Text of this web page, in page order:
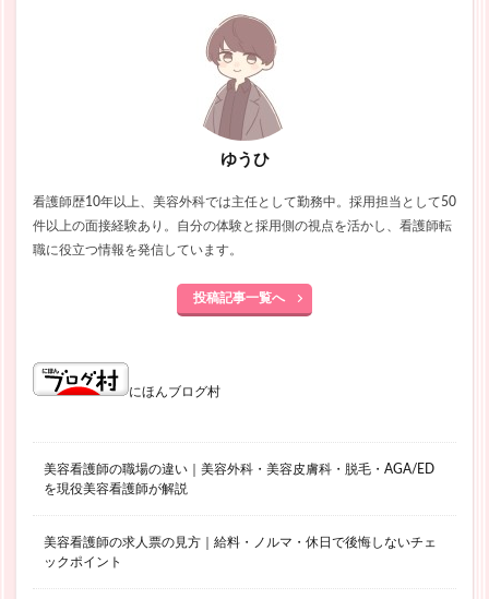
ゆうひ
看護師歴10年以上、美容外科では主任として勤務中。採用担当として50
件以上の面接経験あり。自分の体験と採用側の視点を活かし、看護師転
職に役立つ情報を発信しています。
投稿記事一覧へ
にほんブログ村
美容看護師の職場の違い｜美容外科・美容皮膚科・脱毛・AGA/ED
を現役美容看護師が解説
美容看護師の求人票の見方｜給料・ノルマ・休日で後悔しないチェ
ックポイント